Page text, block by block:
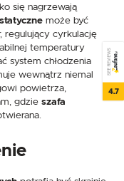
się nagrzewają
może być
regulujący cyrkulację
temperatury
system chłodzenia
wewnątrz niemal
powietrza,
gdzie szafa
SEE REVIEWS
4.7